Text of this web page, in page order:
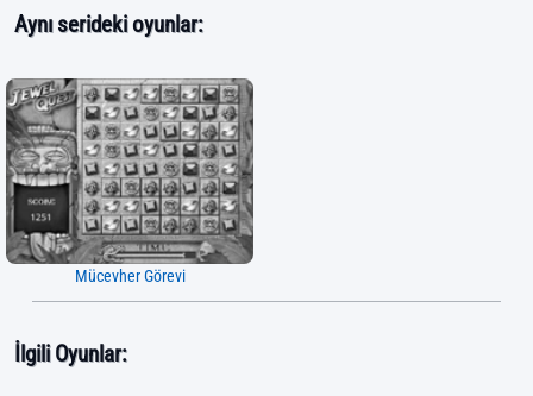
Aynı serideki oyunlar:
Mücevher Görevi
İlgili Oyunlar: